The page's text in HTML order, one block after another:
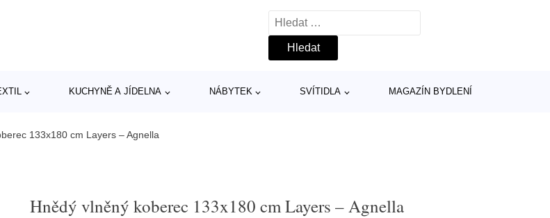
Vyhledávání
KUCHYNĚ A JÍDELNA NÁBYTEK SVÍTIDLA MAGAZÍN BYDLENÍ
133x180 cm Layers – Agnella
Hnědý vlněný koberec 133x180 cm Layers – Agnella